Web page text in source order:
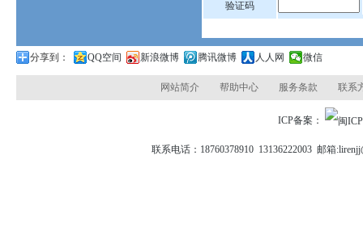
验证码
分享到： QQ空间 新浪微博 腾讯微博 人人网 微信
网站简介 帮助中心 服务条款 联系
ICP备案：
联系电话：18760378910 13136222003 邮箱